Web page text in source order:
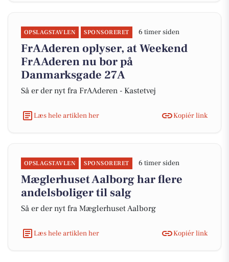
OPSLAGSTAVLEN SPONSORERET 6 timer siden
FrAAderen oplyser, at Weekend
FrAAderen nu bor på
Danmarksgade 27A
Så er der nyt fra FrAAderen - Kastetvej
Læs hele artiklen her Kopiér link
OPSLAGSTAVLEN SPONSORERET 6 timer siden
Mæglerhuset Aalborg har flere
andelsboliger til salg
Så er der nyt fra Mæglerhuset Aalborg
Læs hele artiklen her Kopiér link